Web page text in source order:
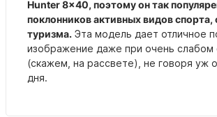
Hunter 8x40, поэтому он так
поклонников активных видов спорта,
туризма. Эта модель дает отличное
изображение даже при очень слабом
(скажем, на рассвете), не говоря уж
дня.